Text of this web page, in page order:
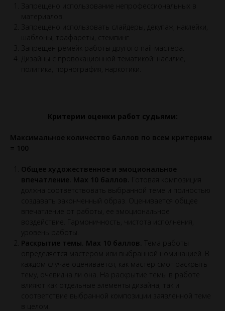
Запрещено использование непрофессиональных в
материалов.
Запрещено использовать слайдеры, декупаж, наклейки,
шаблоны, трафареты, стемпинг.
Запрещен ремейк работы другого nail-мастера.
Дизайны с провокационной тематикой: насилие,
политика, порнография, наркотики.
Критерии оценки работ судьями:
Максимальное количество баллов по всем критериям
= 100
Общее художественное и эмоциональное
впечатление. Max 10 баллов.
Готовая композиция
должна соответствовать выбранной теме и полностью
создавать законченный образ. Оценивается общее
впечатление от работы, ее эмоциональное
воздействие. Гармоничность, чистота исполнения,
уровень работы.
Раскрытие темы. Max 10 баллов. Тема работы
определяется мастером или выбранной номинацией. В
каждом случае оценивается, как мастер смог раскрыть
тему, очевидна ли она. На раскрытие темы в работе
влияют как отдельные элементы дизайна, так и
соответствие выбранной композиции заявленной теме